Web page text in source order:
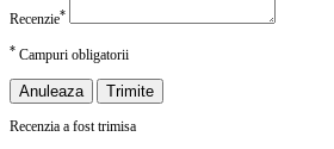
Recenzie*
* Campuri obligatorii
Anuleaza Trimite
Recenzia a fost trimisa